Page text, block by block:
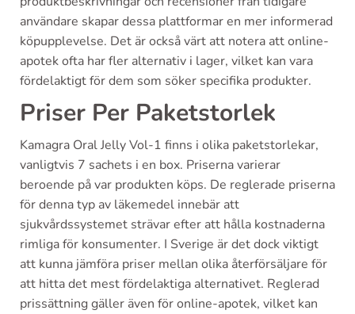
användare skapar dessa plattformar en mer informerad
köpupplevelse. Det är också värt att notera att online-
apotek ofta har fler alternativ i lager, vilket kan vara
fördelaktigt för dem som söker specifika produkter.
Priser Per Paketstorlek
Kamagra Oral Jelly Vol-1 finns i olika paketstorlekar,
vanligtvis 7 sachets i en box. Priserna varierar
beroende på var produkten köps. De reglerade priserna
för denna typ av läkemedel innebär att
sjukvårdssystemet strävar efter att hålla kostnaderna
rimliga för konsumenter. I Sverige är det dock viktigt
att kunna jämföra priser mellan olika återförsäljare för
att hitta det mest fördelaktiga alternativet. Reglerad
prissättning gäller även för online-apotek, vilket kan